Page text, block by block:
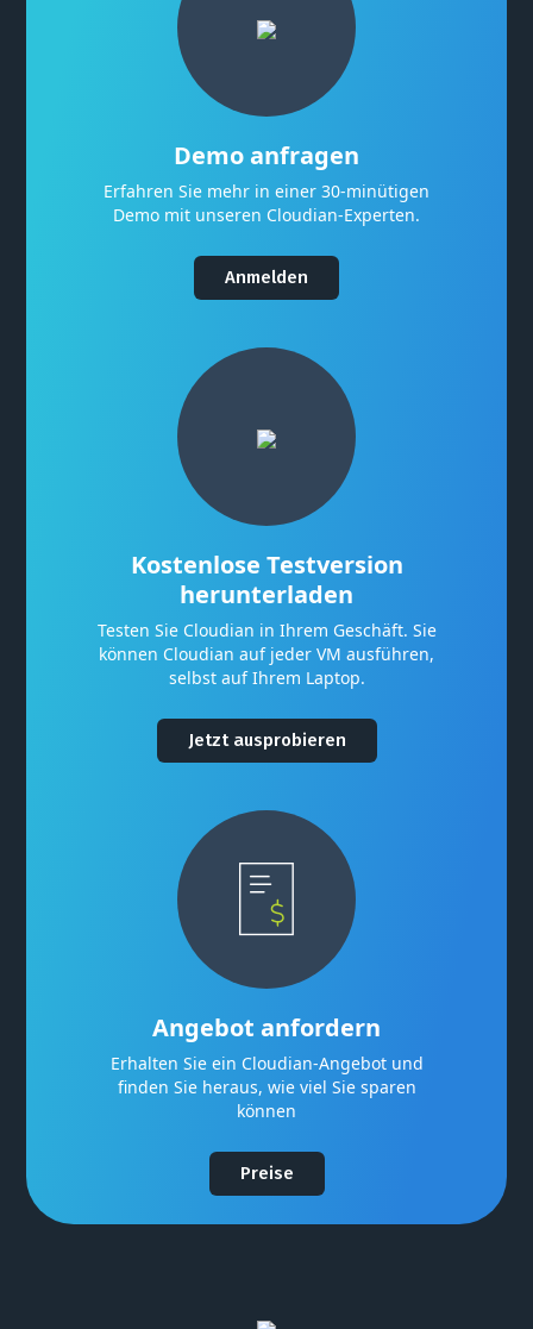
Demo anfragen
Erfahren Sie mehr in einer 30-minütigen
Demo mit unseren Cloudian-Experten.
Anmelden
Kostenlose Testversion
herunterladen
Testen Sie Cloudian in Ihrem Geschäft. Sie
können Cloudian auf jeder VM ausführen,
selbst auf Ihrem Laptop.
Jetzt ausprobieren
Angebot anfordern
Erhalten Sie ein Cloudian-Angebot und
finden Sie heraus, wie viel Sie sparen
können
Preise